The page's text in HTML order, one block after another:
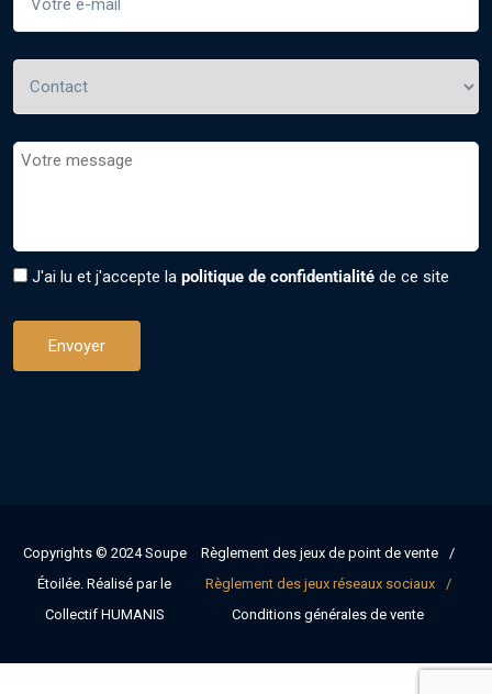
J'ai lu et j'accepte la politique de confidentialité de ce site
Copyrights © 2024Soupe
Étoilée. Réalisé par le
Collectif HUMANIS
Règlement des jeux de point de vente
Règlement des jeux réseaux sociaux
Conditions générales de vente